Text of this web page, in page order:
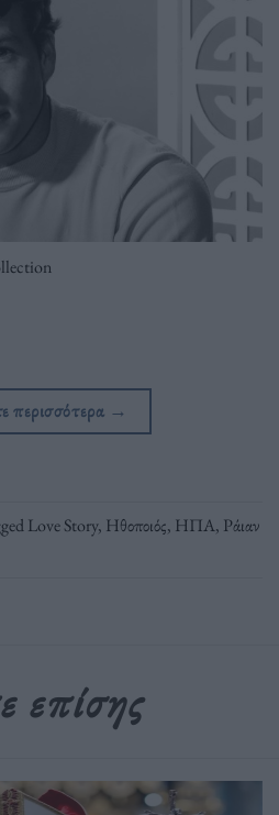
περισσότερα →
Love Story, Ηθοποιός, ΗΠΑ, Ράιαν
επίσης